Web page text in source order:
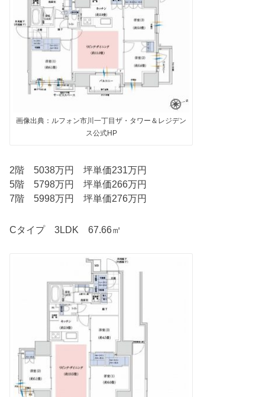
画像出典：ルフォン市川一丁目ザ・タワー＆レジデン
ス公式HP
2階 5038万円 坪単価231万円
5階 5798万円 坪単価266万円
7階 5998万円 坪単価276万円
Cタイプ 3LDK 67.66㎡